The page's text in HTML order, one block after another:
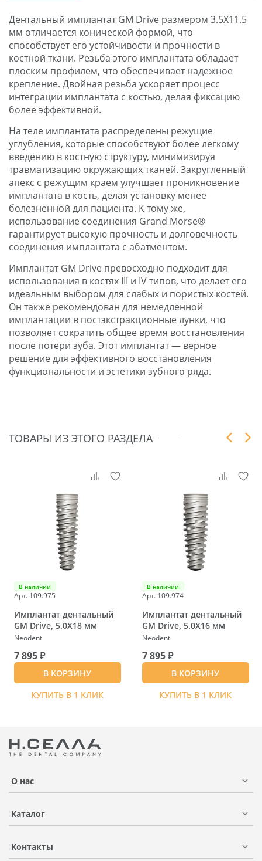
Дентальный имплантат GM Drive размером 3.5X11.5
мм отличается конической формой, что
способствует его устойчивости и прочности в
костной ткани. Резьба этого имплантата обладает
плоским профилем, что обеспечивает надежное
крепление. Двойная резьба ускоряет процесс
интеграции имплантата с костью, делая фиксацию
более эффективной.
На теле имплантата распределены режущие
углубления, которые способствуют более легкому
введению в костную структуру, минимизируя
травматизацию окружающих тканей. Закругленный
апекс с режущим краем улучшает проникновение
имплантата в кость, делая установку менее
болезненной для пациента. К тому же,
использование соединения Grand Morse®
гарантирует высокую прочность и долговечность
соединения имплантата с абатментом.
Имплантат GM Drive превосходно подходит для
использования в костях III и IV типов, что делает его
идеальным выбором для слабых и пористых костей.
Он также рекомендован для немедленной
имплантации в постэкстракционные лунки, что
позволяет сократить общее время восстановления
после потери зуба. Этот имплантат — верное
решение для эффективного восстановления
функциональности и эстетики зубного ряда.
ТОВАРЫ ИЗ ЭТОГО РАЗДЕЛА
В наличии
Арт. 109.975
Имплантат дентальный
GM Drive, 5.0X18 мм
Neodent
7 895 ₽
В КОРЗИНУ
КУПИТЬ В 1 КЛИК
В наличии
Арт. 109.974
Имплантат дентальный
GM Drive, 5.0X16 мм
Neodent
7 895 ₽
В КОРЗИНУ
КУПИТЬ В 1 КЛИК
О нас
Каталог
Контакты